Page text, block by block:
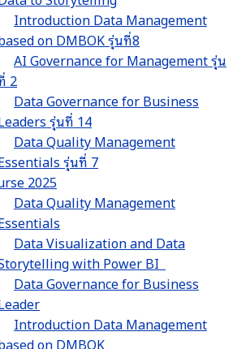
Introduction Data Management
on DMBOK รุ่นที่8
AI Governance for Management รุ่น
2
Data Governance for Business
รุ่นที่ 14
Data Quality Management
รุ่นที่ 7
2025
Data Quality Management
Data Visualization and Data
with Power BI
Data Governance for Business
Introduction Data Management
on DMBOK